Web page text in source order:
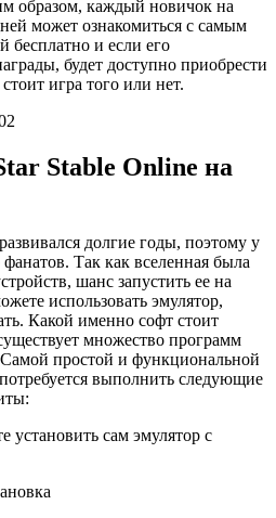
образом, каждый новичок на
может ознакомиться с самым
бесплатно и если его
будет доступно приобрести
игра того или нет.
Stable Online на
долгие годы, поэтому у
Так как вселенная была
шанс запустить ее на
использовать эмулятор,
Какой именно софт стоит
множество программ
простой и функциональной
выполнить следующие
сам эмулятор с